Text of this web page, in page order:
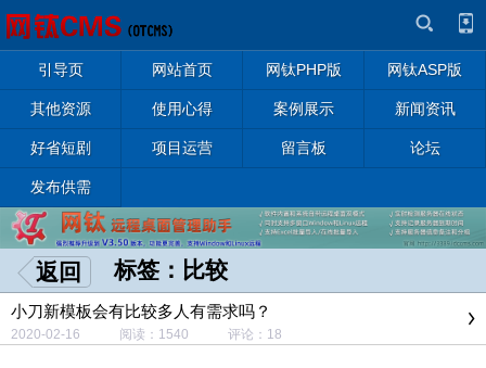
引导页 网站首页 网钛PHP版 网钛ASP版
其他资源 使用心得 案例展示 新闻资讯
好省短剧 项目运营 留言板 论坛
发布供需
返回 标签：比较
小刀新模板会有比较多人有需求吗？
2020-02-16 阅读：1540 评论：18